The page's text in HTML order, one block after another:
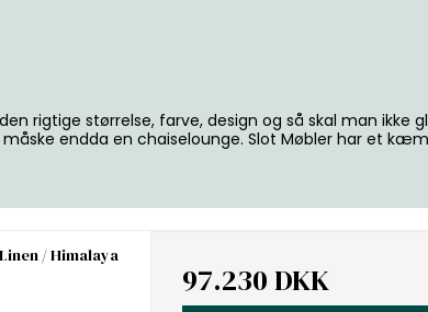
rigtige størrelse, farve, design og så skal man ikke
endda en chaiselounge. Slot Møbler har et
/ Himalaya
97.230 DKK